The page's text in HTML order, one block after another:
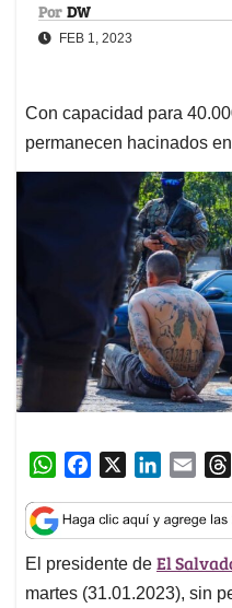
Por DW
FEB 1, 2023
Con capacidad para
permanecen hacinados
W
a
t
s
A
c
e
b
o
n
k
e
d
a
i
l
El presidente de El
martes (31.01.2023), sin